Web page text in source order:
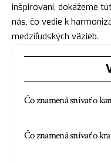
inšpirovaní, dokážeme
nás, čo vedie k
medziľudských väzieb.
Čo znamená snívať o
Čo znamená snívať o